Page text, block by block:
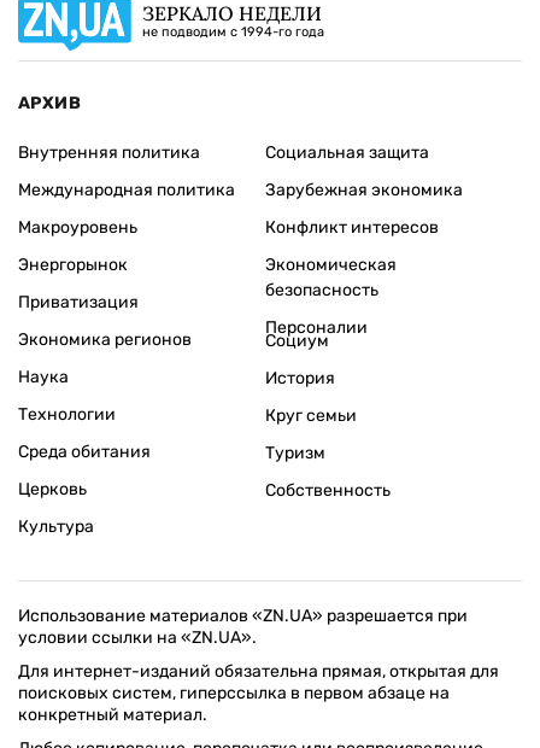
ЗЕРКАЛО НЕДЕЛИ
не подводим с 1994-го года
АРХИВ
Внутренняя политика
Международная политика
Макроуровень
Энергорынок
Приватизация
Экономика регионов
Социальная защита
Зарубежная экономика
Конфликт интересов
Экономическая
безопасность
Персоналии
Наука
Технологии
Среда обитания
Церковь
Культура
Социум
История
Круг семьи
Туризм
Собственность
Использование материалов «ZN.UA» разрешается при
условии ссылки на «ZN.UA».
Для интернет-изданий обязательна прямая, открытая для
поисковых систем, гиперссылка в первом абзаце на
конкретный материал.